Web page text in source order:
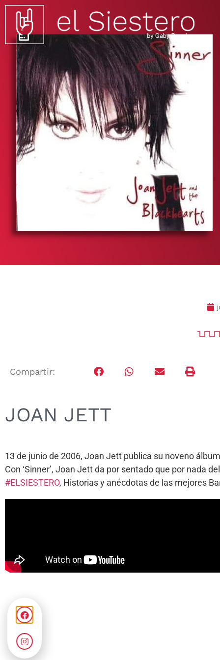
Compartir:
JOAN JETT
13 de junio de 2006, Joan Jett publica su noveno
Con ‘Sinner’, Joan Jett da por sentado que por nada
#ELSIESTERO, Historias y anécdotas de las mejores